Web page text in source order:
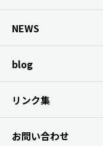
NEWS
blog
リンク集
お問い合わせ